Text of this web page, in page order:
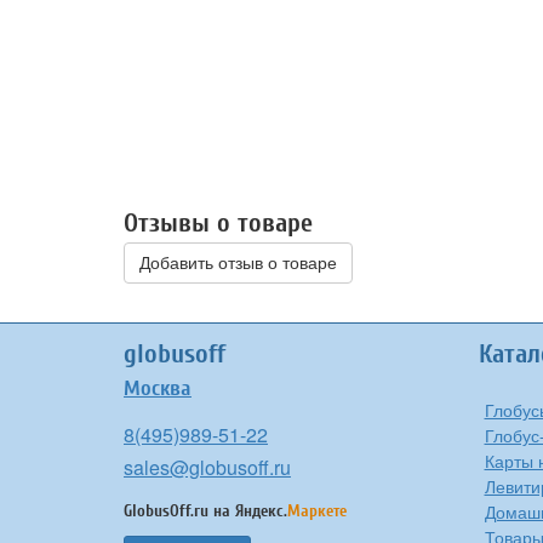
Отзывы о товаре
Добавить отзыв о товаре
globusoff
Москва
8(495)989-51-22
sales@globusoff.ru
GlobusOff.ru на Яндекс.Маркете
Карты